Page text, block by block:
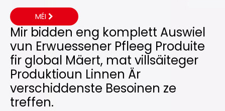
MÉI
Mir bidden eng komplett Auswiel
vun Erwuessener Pfleeg Produite
fir global Mäert, mat villsäiteger
Produktioun Linnen Är
verschiddenste Besoinen ze
treffen.